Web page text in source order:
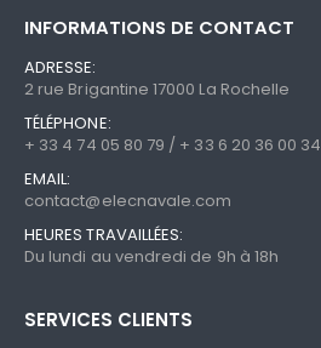
INFORMATIONS DE CONTACT
ADRESSE:
2 rue Brigantine 17000 La Rochelle
TÉLÉPHONE:
+ 33 4 74 05 80 79 / + 33 6 20 36 00 34
EMAIL:
contact@elecnavale.com
HEURES TRAVAILLÉES:
Du lundi au vendredi de 9h à 18h
SERVICES CLIENTS